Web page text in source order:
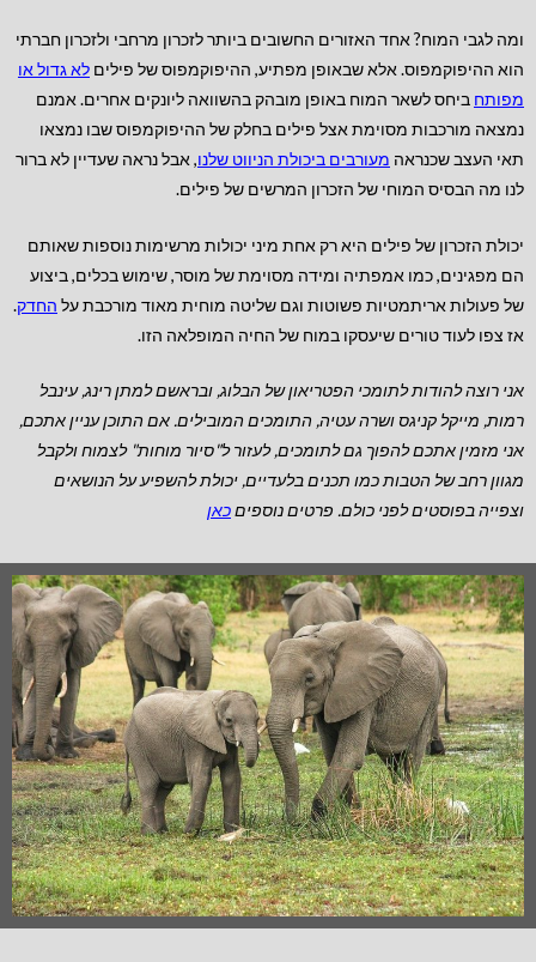
ומה לגבי המוח? אחד האזורים החשובים ביותר לזכרון מרחבי ולזכרון חברתי
הוא ההיפוקמפוס. אלא שבאופן מפתיע, ההיפוקמפוס של פיליםלא גדול או
מפותח ביחס לשאר המוח באופן מובהק בהשוואה ליונקים אחרים. אמנם
נמצאה מורכבות מסוימת אצל פילים בחלק של ההיפוקמפוס שבו נמצאו
תאי העצב שכנראה מעורבים ביכולת הניווט שלנו, אבל נראה שעדיין לא ברור
לנו מה הבסיס המוחי של הזכרון המרשים של פילים.
יכולת הזכרון של פילים היא רק אחת מיני יכולות מרשימות נוספות שאותם
הם מפגינים, כמו אמפתיה ומידה מסוימת של מוסר, שימוש בכלים, ביצוע
של פעולות אריתמטיות פשוטות וגם שליטה מוחית מאוד מורכבת על החדק.
אז צפו לעוד טורים שיעסקו במוח של החיה המופלאה הזו.
אני רוצה להודות לתומכי הפטריאון של הבלוג, ובראשם למתן רינג, עינבל
רמות, מייקל קניגס ושרה עטיה, התומכים המובילים.אם התוכן עניין אתכם,
אני מזמין אתכם להפוך גם לתומכים, לעזור ל"סיור מוחות" לצמוח ולקבל
מגוון רחב של הטבות כמו תכנים בלעדיים, יכולת להשפיע על הנושאים
וצפייה בפוסטים לפני כולם. פרטים נוספיםכאן